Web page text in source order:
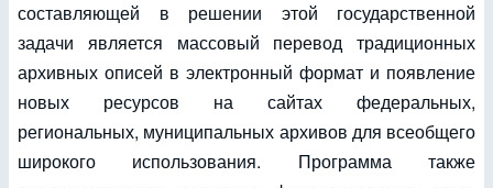
составляющей в решении этой государственной
задачи является массовый перевод традиционных
архивных описей в электронный формат и появление
новых ресурсов на сайтах федеральных,
региональных, муниципальных архивов для всеобщего
широкого использования. Программа также